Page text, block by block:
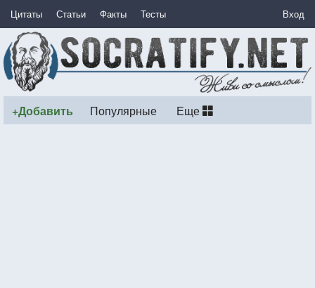
Цитаты Статьи Факты Тесты Вход
+Добавить Популярные Еще